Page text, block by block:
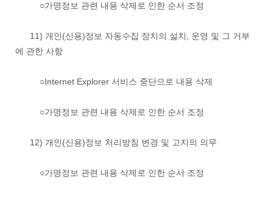
○가명정보 관련 내용 삭제로 인한 순서 조정
11) 개인(신용)정보 자동수집 장치의 설치, 운영 및 그 거부
에 관한 사항
○Internet Explorer 서비스 중단으로 내용 삭제
○가명정보 관련 내용 삭제로 인한 순서 조정
12) 개인(신용)정보 처리방침 변경 및 고지의 의무
○가명정보 관련 내용 삭제로 인한 순서 조정